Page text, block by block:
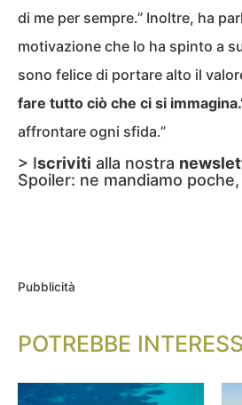
di me per sempre.” Inoltre, ha
motivazione che lo ha spinto a
sono felice di portare alto il
fare tutto ciò che ci si
affrontare ogni sfida.”
> Iscriviti alla nostra
Spoiler: ne mandiamo
Pubblicità
POTREBBE